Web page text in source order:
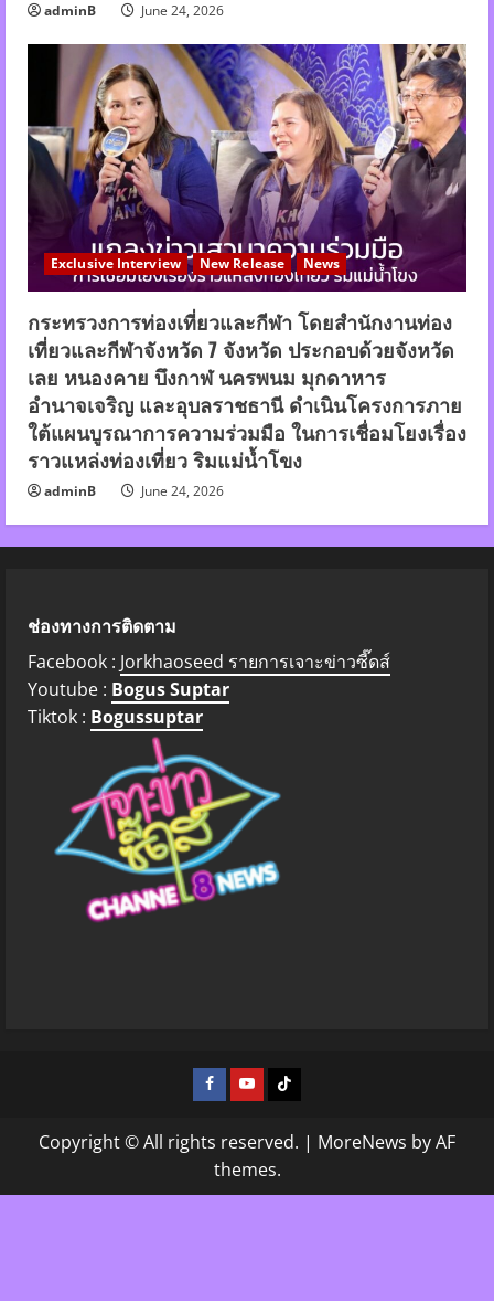
adminB June 24, 2026
Exclusive Interview New Release News
กระทรวงการท่องเที่ยวและกีฬา โดยสำนักงานท่อง
เที่ยวและกีฬาจังหวัด 7 จังหวัด ประกอบด้วยจังหวัด
เลย หนองคาย บึงกาฬ นครพนม มุกดาหาร
อำนาจเจริญ และอุบลราชธานี ดำเนินโครงการภาย
ใต้แผนบูรณาการความร่วมมือ ในการเชื่อมโยงเรื่อง
ราวแหล่งท่องเที่ยว ริมแม่น้ำโขง
adminB June 24, 2026
ช่องทางการติดตาม
Facebook : Jorkhaoseed รายการเจาะข่าวซี๊ดส์
Youtube : Bogus Suptar
Tiktok : Bogussuptar
Facebook
YoutubeTiktok
Copyright © All rights reserved. | MoreNews by AF
themes.